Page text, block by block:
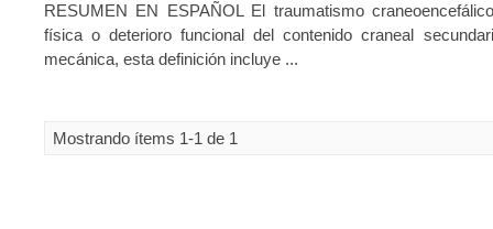
RESUMEN EN ESPAÑOL El traumatismo
física o deterioro funcional del contenido craneal
mecánica, esta definición incluye ...
Mostrando ítems 1-1 de 1